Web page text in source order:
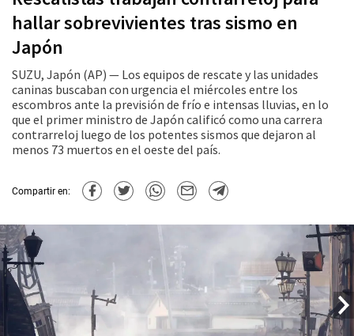
hallar sobrevivientes tras sismo en
Japón
SUZU, Japón (AP) — Los equipos de rescate y las unidades
caninas buscaban con urgencia el miércoles entre los
escombros ante la previsión de frío e intensas lluvias, en lo
que el primer ministro de Japón calificó como una carrera
contrarreloj luego de los potentes sismos que dejaron al
menos 73 muertos en el oeste del país.
Compartir en: